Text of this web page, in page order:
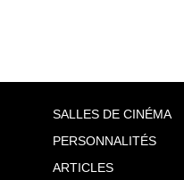
SALLES DE CINÉMA
PERSONNALITÉS
ARTICLES